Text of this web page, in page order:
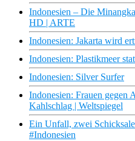
Indonesien – Die
HD | ARTE
Indonesien: Jakarta wird
Indonesien: Plastikmeer
Indonesien: Silver Surfer
Indonesien: Frauen gegen
Kahlschlag | Weltspiegel
Ein Unfall, zwei
#Indonesien